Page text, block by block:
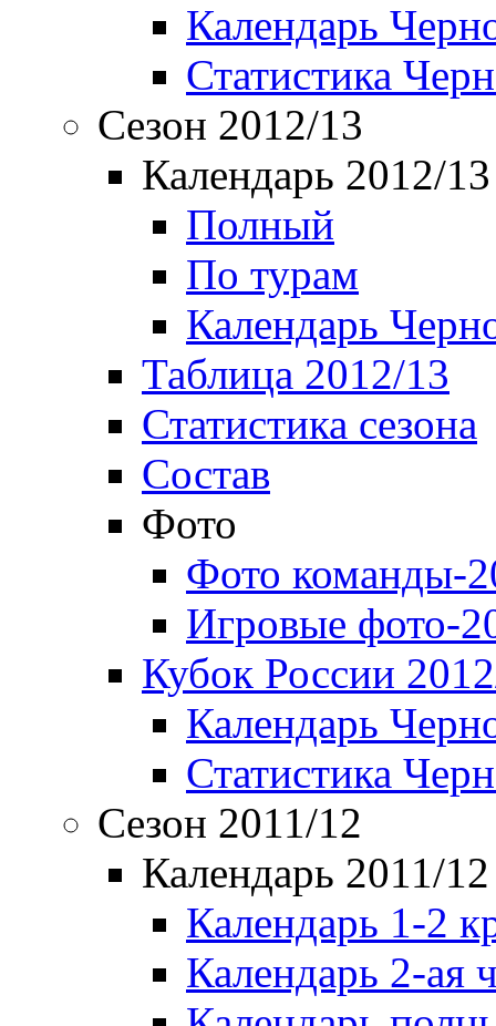
Календарь
Статистика
Сезон 2012/13
Календарь 2012/13
Полный
По турам
Календарь
Таблица 2012/13
Статистика сезона
Состав
Фото
Фото команды-
Игровые фото-
Кубок России
Календарь
Статистика
Сезон 2011/12
Календарь 2011/12
Календарь 1-2
Календарь 2-ая